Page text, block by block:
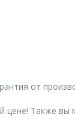
от
Также вы